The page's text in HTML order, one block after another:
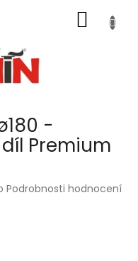
KOŠÍK
-
Premium
Podrobnosti hodnocení